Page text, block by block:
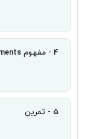
4 - مفهوم Statements
5 - تمرین